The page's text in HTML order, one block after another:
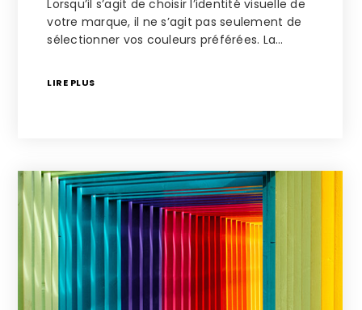
Lorsqu’il s’agit de choisir l’identité visuelle de
votre marque, il ne s’agit pas seulement de
sélectionner vos couleurs préférées. La…
LIRE PLUS